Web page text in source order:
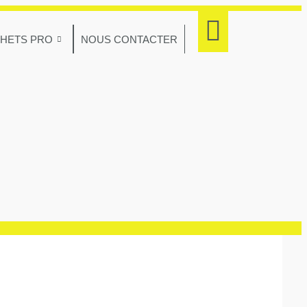
PRO NOUS CONTACTER